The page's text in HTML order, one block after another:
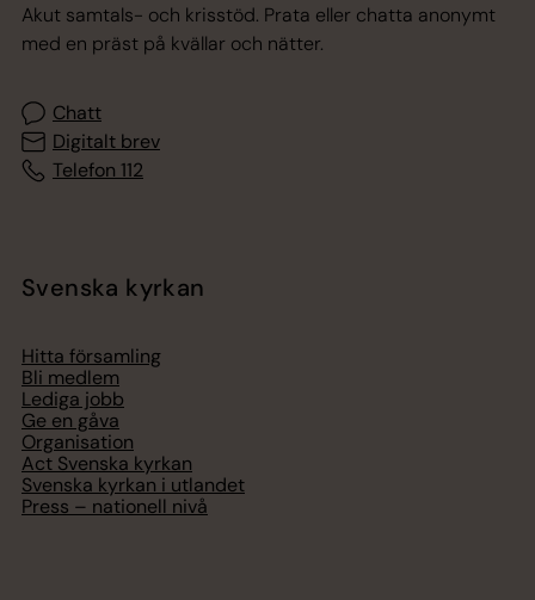
Akut samtals- och krisstöd. Prata eller chatta anonymt
med en präst på kvällar och nätter.
Chatt
Digitalt brev
Telefon 112
Svenska kyrkan
Hitta församling
Bli medlem
Lediga jobb
Ge en gåva
Organisation
Act Svenska kyrkan
Svenska kyrkan i utlandet
Press – nationell nivå